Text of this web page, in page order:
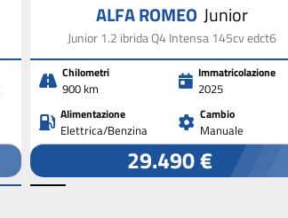
ALFA ROMEO Junior
Junior 1.2 ibrida Q4 Intensa 145cv edct6
Chilometri
900 km
Immatricolazione
2025
Alimentazione
Elettrica/Benzina
Cambio
Manuale
29.490 €